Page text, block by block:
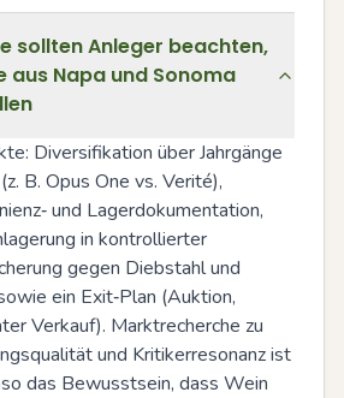
sollten Anleger beachten,
aus Napa und Sonoma
Diversifikation über Jahrgänge
B. Opus One vs. Verité),
und Lagerdokumentation,
in kontrollierter
gegen Diebstahl und
ein Exit‑Plan (Auktion,
Verkauf). Marktrecherche zu
und Kritikerresonanz ist
das Bewusstsein, dass Wein